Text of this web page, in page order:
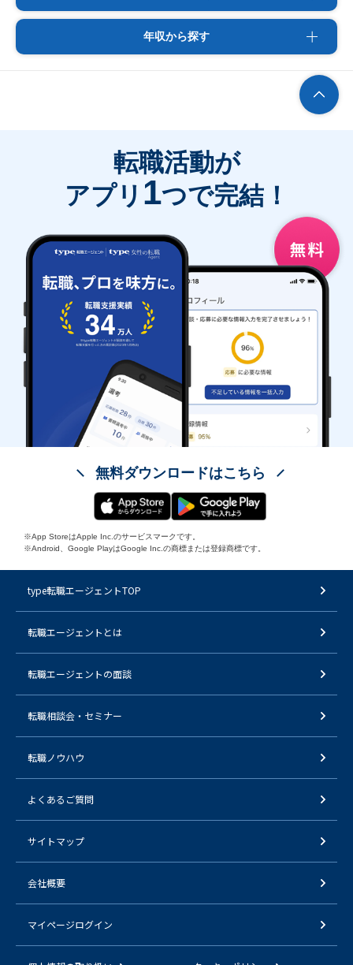
年収から探す
転職活動が
アプリ 1つで完結！
無料ダウンロードはこちら
※App StoreはApple Inc.のサービスマークです。
※Android、Google PlayはGoogle Inc.の商標または登録商標です。
type転職エージェントTOP
転職エージェントとは
転職エージェントの面談
転職相談会・セミナー
転職ノウハウ
よくあるご質問
サイトマップ
会社概要
マイページログイン